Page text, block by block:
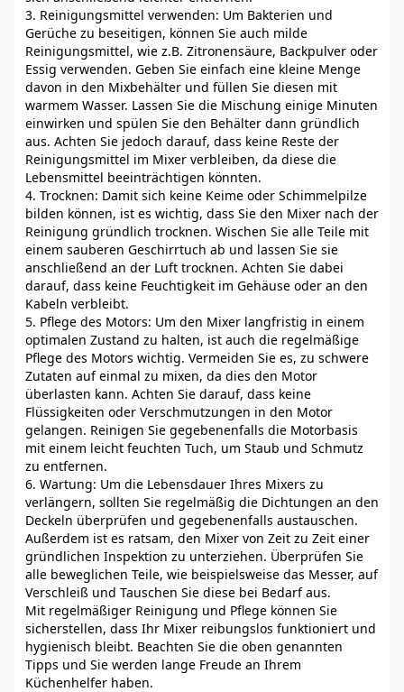
3. Reinigungsmittel verwenden: Um Bakterien und
Gerüche zu beseitigen, können Sie auch milde
Reinigungsmittel, wie z.B. Zitronensäure, Backpulver oder
Essig verwenden. Geben Sie einfach eine kleine Menge
davon in den Mixbehälter und füllen Sie diesen mit
warmem Wasser. Lassen Sie die Mischung einige Minuten
einwirken und spülen Sie den Behälter dann gründlich
aus. Achten Sie jedoch darauf, dass keine Reste der
Reinigungsmittel im Mixer verbleiben, da diese die
Lebensmittel beeinträchtigen könnten.
4. Trocknen: Damit sich keine Keime oder Schimmelpilze
bilden können, ist es wichtig, dass Sie den Mixer nach der
Reinigung gründlich trocknen. Wischen Sie alle Teile mit
einem sauberen Geschirrtuch ab und lassen Sie sie
anschließend an der Luft trocknen. Achten Sie dabei
darauf, dass keine Feuchtigkeit im Gehäuse oder an den
Kabeln verbleibt.
5. Pflege des Motors: Um den Mixer langfristig in einem
optimalen Zustand zu halten, ist auch die regelmäßige
Pflege des Motors wichtig. Vermeiden Sie es, zu schwere
Zutaten auf einmal zu mixen, da dies den Motor
überlasten kann. Achten Sie darauf, dass keine
Flüssigkeiten oder Verschmutzungen in den Motor
gelangen. Reinigen Sie gegebenenfalls die Motorbasis
mit einem leicht feuchten Tuch, um Staub und Schmutz
zu entfernen.
6. Wartung: Um die Lebensdauer Ihres Mixers zu
verlängern, sollten Sie regelmäßig die Dichtungen an den
Deckeln überprüfen und gegebenenfalls austauschen.
Außerdem ist es ratsam, den Mixer von Zeit zu Zeit einer
gründlichen Inspektion zu unterziehen. Überprüfen Sie
alle beweglichen Teile, wie beispielsweise das Messer, auf
Verschleiß und Tauschen Sie diese bei Bedarf aus.
Mit regelmäßiger Reinigung und Pflege können Sie
sicherstellen, dass Ihr Mixer reibungslos funktioniert und
hygienisch bleibt. Beachten Sie die oben genannten
Tipps und Sie werden lange Freude an Ihrem
Küchenhelfer haben.